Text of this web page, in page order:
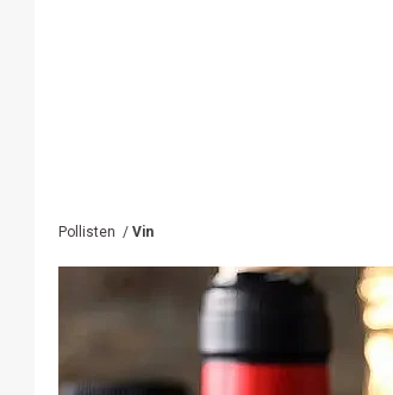
Pollisten / Vin